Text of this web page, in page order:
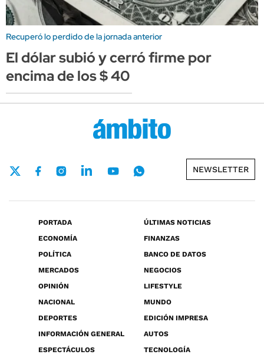
Recuperó lo perdido de la jornada anterior
El dólar subió y cerró firme por
encima de los $ 40
NEWSLETTER
PORTADA
ÚLTIMAS NOTICIAS
ECONOMÍA
FINANZAS
POLÍTICA
BANCO DE DATOS
MERCADOS
NEGOCIOS
OPINIÓN
LIFESTYLE
NACIONAL
MUNDO
DEPORTES
EDICIÓN IMPRESA
INFORMACIÓN GENERAL
AUTOS
ESPECTÁCULOS
TECNOLOGÍA